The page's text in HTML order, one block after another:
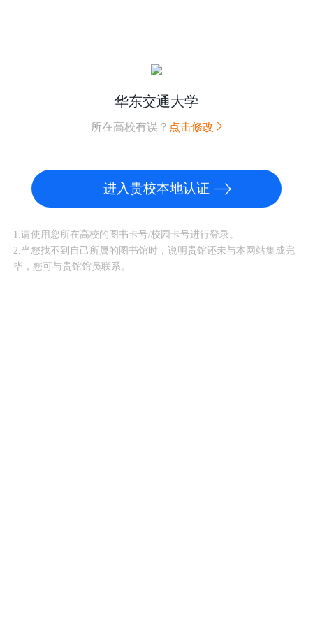
华东交通大学
所在高校有误？ 点击修改
进入贵校本地认证
1.请使用您所在高校的图书卡号/校园卡号进行登录。
2.当您找不到自己所属的图书馆时，说明贵馆还未与本网站集成完
毕，您可与贵馆馆员联系。